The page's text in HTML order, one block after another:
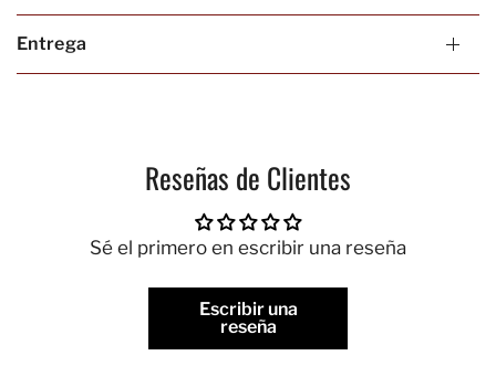
Entrega
Reseñas de Clientes
Sé el primero en escribir una reseña
Escribir una
reseña